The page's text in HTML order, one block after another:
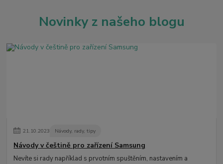
Novinky z našeho blogu
21.10.2023 Návody, rady, tipy
Návody v češtině pro zařízení Samsung
Nevíte si rady například s prvotním spuštěním, nastavením a